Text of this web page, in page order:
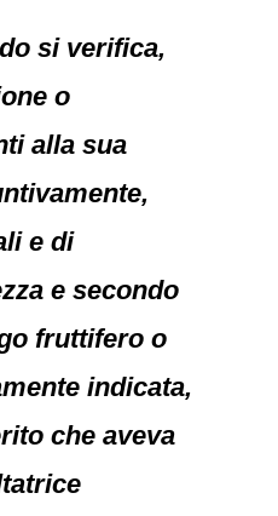
si verifica,
o
alla sua
e di
e secondo
fruttifero o
indicata,
che aveva